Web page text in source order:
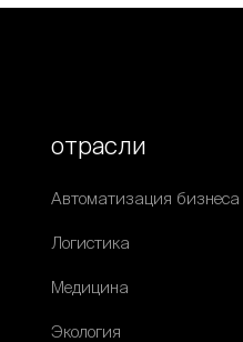
отрасли
Автоматизация бизнеса
Логистика
Медицина
Экология